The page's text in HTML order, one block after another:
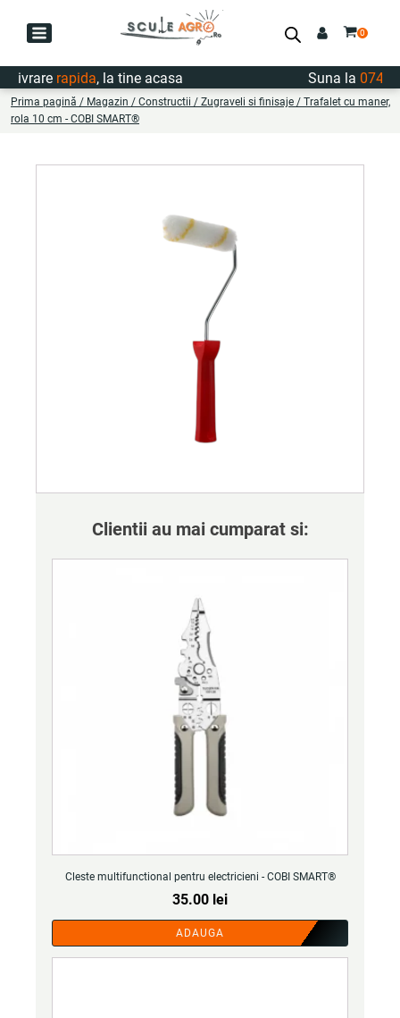
rapida, la tine acasa Suna la
Prima pagină / Magazin / Constructii / Zugraveli si finisaje / Trafalet cu maner,
rola 10 cm - COBI SMART®
Clientii au mai cumparat si:
Cleste multifunctional pentru electricieni - COBI SMART®
35.00 lei
ADAUGA